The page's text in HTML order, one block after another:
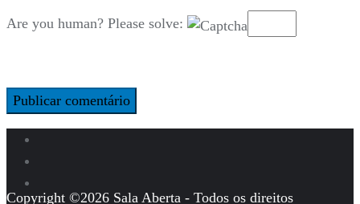
Are you human? Please solve:
Copyright ©2026 Sala Aberta - Todos os direitos